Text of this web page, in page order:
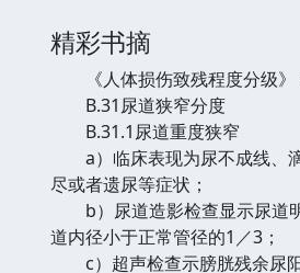
精彩书摘
《人体损伤致残程度分级》
B.31尿道狭窄分度
B.31.1尿道重度狭窄
a）临床表现为尿不成线、
尽或者遗尿等症状；
b）尿道造影检查显示尿道
道内径小于正常管径的1／3；
c）超声检查示膀胱残余尿阳